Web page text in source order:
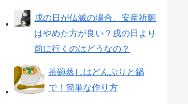
戌の日が仏滅の場合、安産祈願
はやめた方が良い？戌の日より
前に行くのはどうなの？
茶碗蒸しはどんぶりと鍋
で！簡単な作り方